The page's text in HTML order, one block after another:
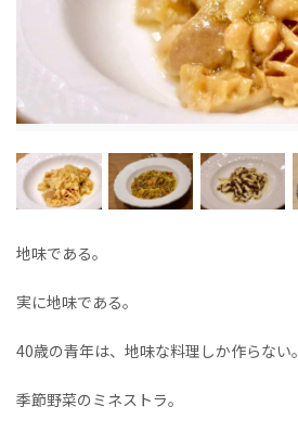
地味である。
実に地味である。
40歳の青年は、地味な料理しか作らない。
季節野菜のミネストラ。